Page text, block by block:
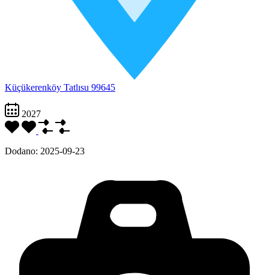
Küçükerenköy Tatlısu 99645
2027
Dodano: 2025-09-23